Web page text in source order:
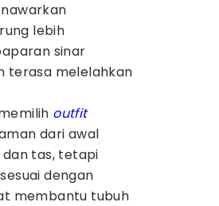
lebih
sinar
terasa melelahkan
outfit
dari awal
dan tas, tetapi
dengan
membantu tubuh